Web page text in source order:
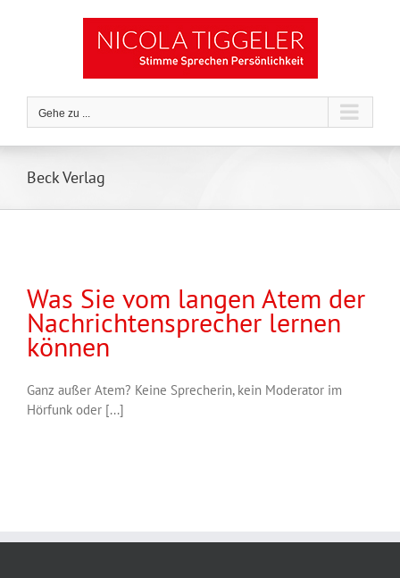
Gehe zu ...
Beck Verlag
Was Sie vom langen Atem der
Nachrichtensprecher lernen
können
Ganz außer Atem? Keine Sprecherin, kein Moderator im
Hörfunk oder [...]